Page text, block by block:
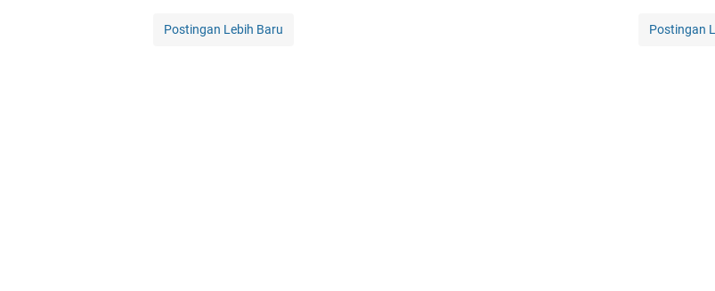
Postingan Lebih Baru Postingan